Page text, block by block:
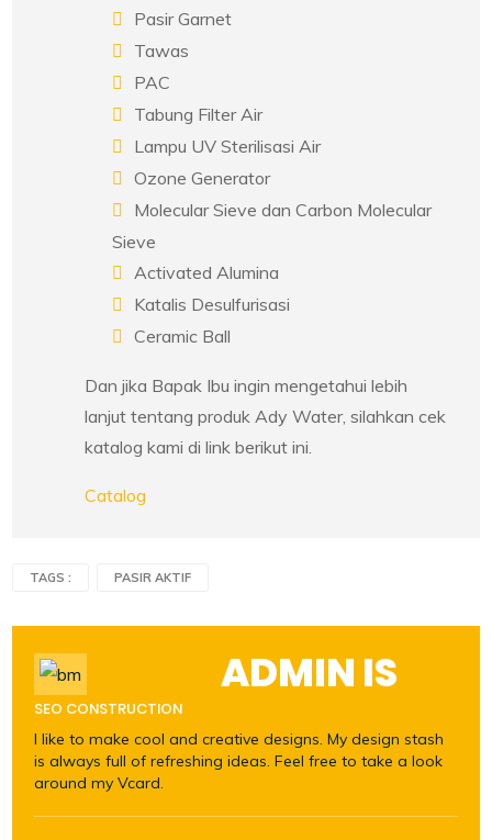
Pasir Garnet
Tawas
PAC
Tabung Filter Air
Lampu UV Sterilisasi Air
Ozone Generator
Molecular Sieve dan Carbon Molecular
Sieve
Activated Alumina
Katalis Desulfurisasi
Ceramic Ball
Dan jika Bapak Ibu ingin mengetahui lebih
lanjut tentang produk Ady Water, silahkan cek
katalog kami di link berikut ini.
Catalog
TAGS : PASIR AKTIF
ADMIN IS
SEO CONSTRUCTION
I like to make cool and creative designs. My design stash
is always full of refreshing ideas. Feel free to take a look
around my Vcard.